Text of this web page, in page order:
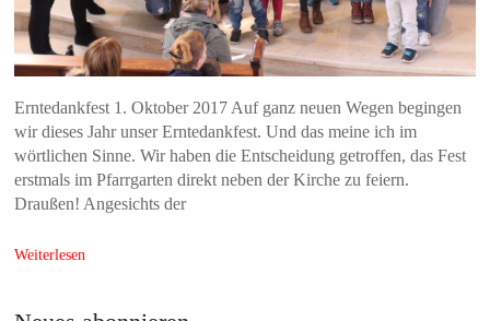
Erntedankfest 1. Oktober 2017 Auf ganz neuen Wegen begingen
wir dieses Jahr unser Erntedankfest. Und das meine ich im
wörtlichen Sinne. Wir haben die Entscheidung getroffen, das Fest
erstmals im Pfarrgarten direkt neben der Kirche zu feiern.
Draußen! Angesichts der
Weiterlesen